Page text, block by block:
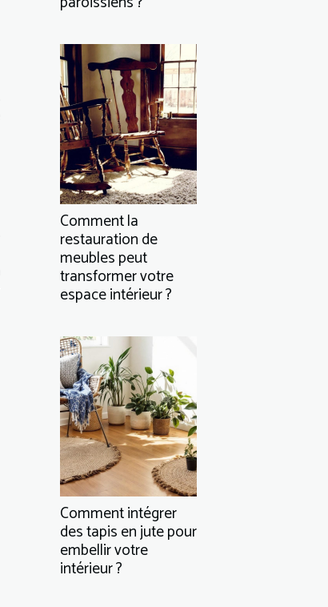
Comment la
restauration de
meubles peut
transformer votre
espace intérieur ?
Comment intégrer
des tapis en jute pour
embellir votre
intérieur ?